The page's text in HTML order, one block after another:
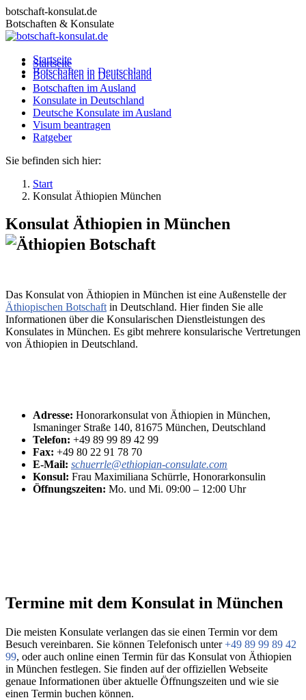
Zum
Inhalt
springen
botschaft-konsulat.de
Botschaften & Konsulate
Startseite
Botschaften in Deutschland
Botschaften im Ausland
Konsulate in Deutschland
Deutsche Konsulate im Ausland
Visum beantragen
Ratgeber
Startseite
Botschaften in Deutschland
Botschaften im Ausland
Konsulate in Deutschland
Deutsche Konsulate im Ausland
Visum beantragen
Ratgeber
Sie befinden sich hier:
Start
Konsulat Äthiopien München
Konsulat Äthiopien in München
Das Konsulat von Äthiopien in München ist eine Außenstelle der
Äthiopischen Botschaft in Deutschland. Hier finden Sie alle
Informationen über die Konsularischen Dienstleistungen des
Konsulates in München. Es gibt mehrere konsularische Vertretungen
von Äthiopien in Deutschland.
Adresse: Honorarkonsulat von Äthiopien in München,
Ismaninger Straße 140, 81675 München, Deutschland
Telefon: +49 89 99 89 42 99
Fax: +49 80 22 91 78 70
E-Mail: schuerrle@ethiopian-consulate.com
Konsul: Frau Maximiliana Schürrle, Honorarkonsulin
Öffnungszeiten: Mo. und Mi. 09:00 – 12:00 Uhr
Termine mit dem Konsulat in München
Die meisten Konsulate verlangen das sie einen Termin vor dem
Besuch vereinbaren. Sie können Telefonisch unter+49 89 99 89 42
99, oder auch online einen Termin für das Konsulat von Äthiopien
in München festlegen. Sie finden auf der offiziellen Webseite
genaue Informationen über aktuelle Öffnungszeiten und wie sie
einen Termin buchen können.